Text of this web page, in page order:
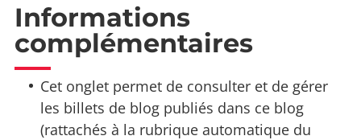
Informations
complémentaires
Cet onglet permet de consulter et de gérer
les billets de blog publiés dans ce blog
(rattachés à la rubrique automatique du